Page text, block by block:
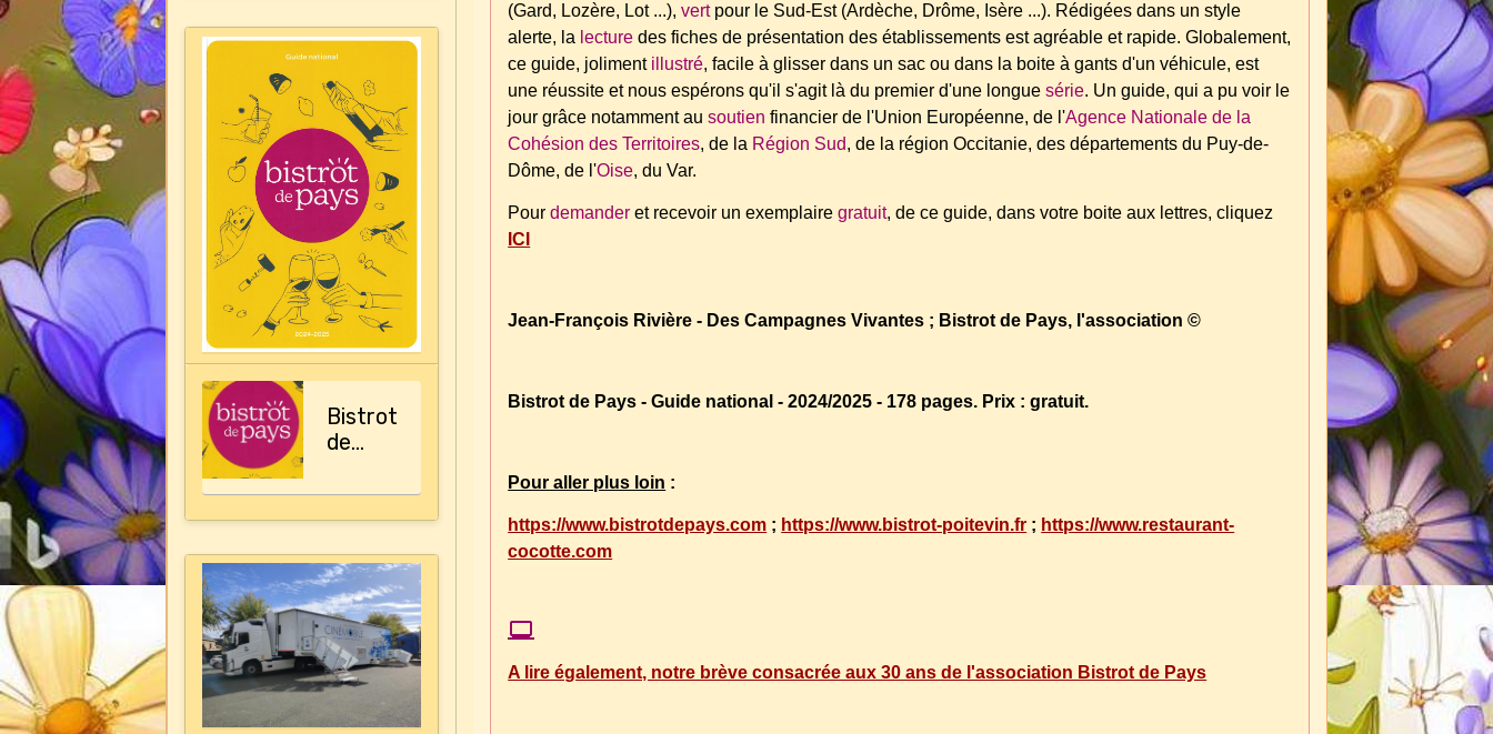
(Gard, Lozère, Lot ...),vertpour le Sud-Est (Ardèche, Drôme, Isère ...). Rédigées dans un style
alerte, la lecture des fiches de présentation des établissements est agréable et rapide. Globalement,
ce guide, joliment illustré,facile à glisser dans un sac ou dans la boite à gants d'un véhicule, est
une réussite et nous espérons qu'il s'agit là du premier d'une longuesérie. Un guide, qui a pu voir le
jour grâce notamment au soutien financier de l'Union Européenne, de l'Agence Nationale de la
Cohésion des Territoires, de la Région Sud, de la région Occitanie, des départements du Puy-de-
Dôme, de l'Oise, du Var.
Pourdemander et recevoir un exemplairegratuit, de ce guide, dans votre boite aux lettres, cliquez
ICI
Jean-François Rivière - Des Campagnes Vivantes ; Bistrot de Pays, l'association ©
Bistrot de Pays - Guide national - 2024/2025 - 178 pages. Prix : gratuit.
Pour aller plus loin :
https://www.bistrotdepays.com ; https://www.bistrot-poitevin.fr ; https://www.restaurant-
cocotte.com
A lire également, notre brève consacrée aux 30 ans de l'association Bistrot de Pays
Bistrot
de
le
guide